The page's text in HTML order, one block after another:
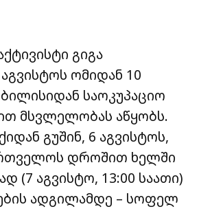
გიგა
ომიდან 10
საოკუპაციო
მსვლელობას აწყობს.
გუშინ, 6 აგვისტოს,
დროშით ხელში
(7 აგვისტო, 13:00 საათი)
ადგილამდე – სოფელ